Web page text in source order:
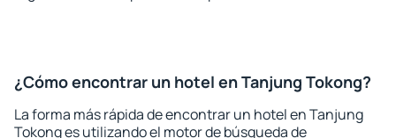
¿Cómo encontrar un hotel en Tanjung Tokong?
La forma más rápida de encontrar un hotel en Tanjung
Tokong es utilizando el motor de búsqueda de